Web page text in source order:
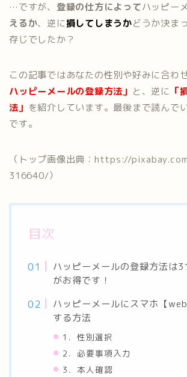
…ですが、 登録の仕方によってハッピー
えるか、逆に損してしまうかどうか決ま
存じでしたか？
この記事ではあなたの性別や好みに合わ
ハッピーメールの登録方法」 と、逆に 「
法」 を紹介しています。最後まで読んで
です。
（トップ画像出典：https://
316640/）
目次
ハッピーメールの登録方法は
がお得です！
ハッピーメールにスマホ【
する方法
1．性別選択
2．必要事項入力
3．本人確認